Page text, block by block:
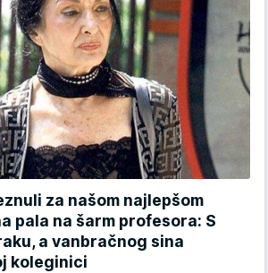
za našom najlepšom
pala na šarm profesora: S
a vanbračnog sina
koleginici